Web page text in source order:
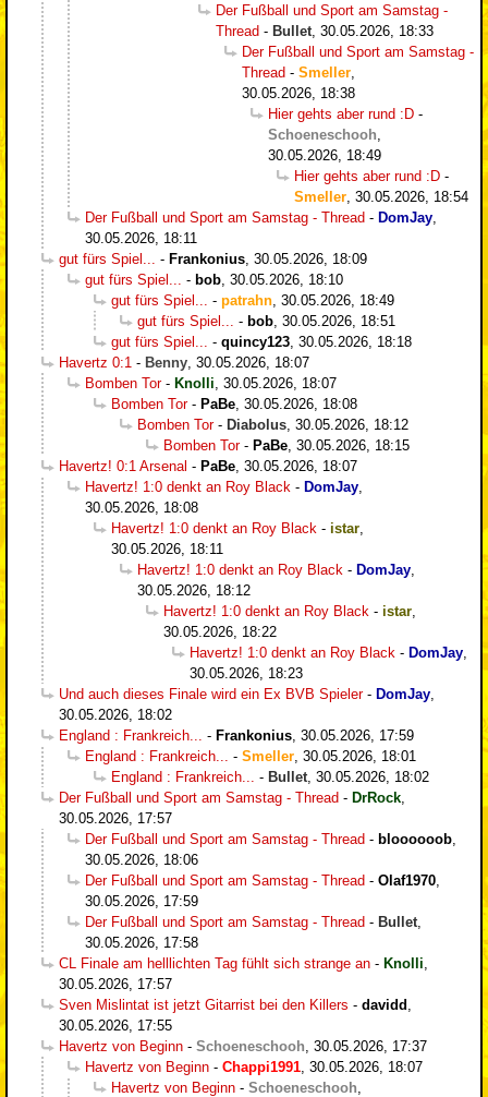
Der Fußball und Sport am Samstag -
Thread - Bullet 30.05.2026, 18:33
Der Fußball und Sport am Samstag -
Thread - Smeller
30.05.2026, 18:38
Hier gehts aber rund :D -
Schoeneschooh
30.05.2026, 18:49
Hier gehts aber rund :D -
Smeller 30.05.2026, 18:54
Der Fußball und Sport am Samstag - Thread - DomJay
30.05.2026, 18:11
gut fürs Spiel...
- Frankonius 30.05.2026, 18:09
gut fürs Spiel...
- bob 30.05.2026, 18:10
gut fürs Spiel...
- patrahn 30.05.2026, 18:49
gut fürs Spiel...
- bob 30.05.2026, 18:51
gut fürs Spiel...
- quincy123 30.05.2026, 18:18
Havertz 0:1 - Benny 30.05.2026, 18:07
Bomben Tor- Knolli 30.05.2026, 18:07
Bomben Tor- PaBe 30.05.2026, 18:08
Bomben Tor- Diabolus 30.05.2026, 18:12
Bomben Tor- PaBe 30.05.2026, 18:15
Havertz! 0:1 Arsenal - PaBe 30.05.2026, 18:07
Havertz! 1:0 denkt an Roy Black - DomJay
30.05.2026, 18:08
Havertz! 1:0 denkt an Roy Black - istar
30.05.2026, 18:11
Havertz! 1:0 denkt an Roy Black - DomJay
30.05.2026, 18:12
Havertz! 1:0 denkt an Roy Black - istar
30.05.2026, 18:22
Havertz! 1:0 denkt an Roy Black - DomJay
30.05.2026, 18:23
Und auch dieses Finale wird ein Ex BVB Spieler- DomJay
30.05.2026, 18:02
England : Frankreich...
- Frankonius 30.05.2026, 17:59
England : Frankreich...
- Smeller 30.05.2026, 18:01
England : Frankreich...
- Bullet 30.05.2026, 18:02
Der Fußball und Sport am Samstag - Thread - DrRock
30.05.2026, 17:57
Der Fußball und Sport am Samstag - Thread - bloooooob
30.05.2026, 18:06
Der Fußball und Sport am Samstag - Thread - Olaf1970
30.05.2026, 17:59
Der Fußball und Sport am Samstag - Thread - Bullet
30.05.2026, 17:58
CL Finale am helllichten Tag fühlt sich strange an - Knolli
30.05.2026, 17:57
Sven Mislintat ist jetzt Gitarrist bei den Killers - davidd
30.05.2026, 17:55
Havertz von Beginn - Schoeneschooh 30.05.2026, 17:37
Havertz von Beginn - Chappi1991 30.05.2026, 18:07
Havertz von Beginn - Schoeneschooh